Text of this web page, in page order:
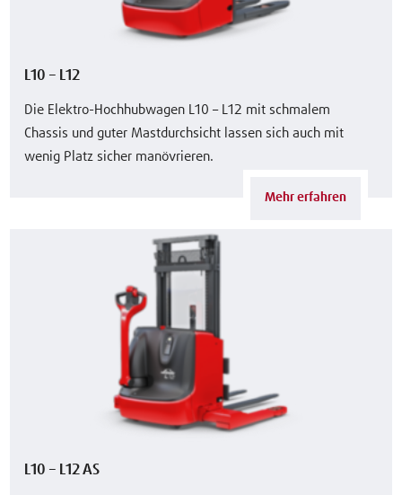
L10 – L12
Die Elektro-Hochhubwagen L10 – L12 mit schmalem
Chassis und guter Mastdurchsicht lassen sich auch mit
wenig Platz sicher manövrieren.
Mehr erfahren
L10 – L12 AS